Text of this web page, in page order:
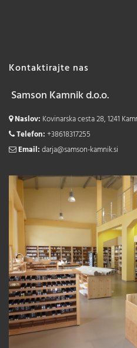
Kontaktirajte nas
Samson Kamnik d.o.o.
Naslov: Kovinarska cesta 28, 1241
Telefon:+38618317255
Email:darja@samson-kamnik.si